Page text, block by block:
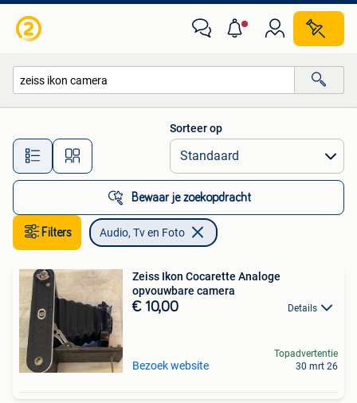
Alle afstanden…
Sorteer op
Bewaar je zoekopdracht
Filters Audio, Tv en Foto
Zeiss Ikon Cocarette Analoge
opvouwbare camera
€ 10,00 Details
Bezoek website
Topadvertentie
30 mrt 26